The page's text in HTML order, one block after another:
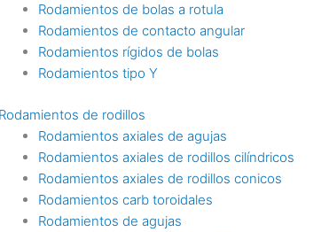
Rodamientos de bolas a rotula
Rodamientos de contacto angular
Rodamientos rígidos de bolas
Rodamientos tipo Y
Rodamientos de rodillos
Rodamientos axiales de agujas
Rodamientos axiales de rodillos cilíndricos
Rodamientos axiales de rodillos conicos
Rodamientos carb toroidales
Rodamientos de agujas